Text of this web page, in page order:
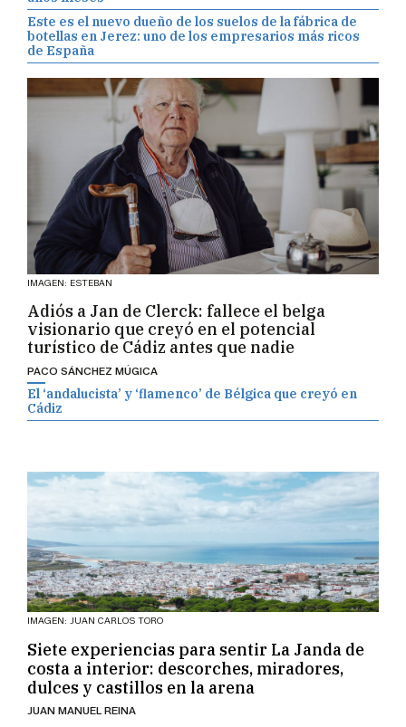
Este es el nuevo dueño de los suelos de la fábrica de
botellas en Jerez: uno de los empresarios más ricos
de España
IMAGEN: ESTEBAN
Adiós a Jan de Clerck: fallece el belga
visionario que creyó en el potencial
turístico de Cádiz antes que nadie
PACO SÁNCHEZ MÚGICA
El ‘andalucista’ y ‘flamenco’ de Bélgica que creyó en
Cádiz
IMAGEN: JUAN CARLOS TORO
Siete experiencias para sentir La Janda de
costa a interior: descorches, miradores,
dulces y castillos en la arena
JUAN MANUEL REINA